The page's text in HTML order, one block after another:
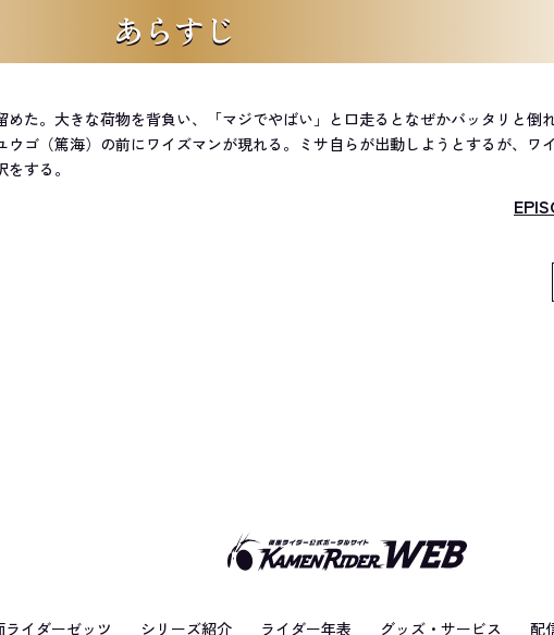
あらすじ
た。大きな荷物を背負い、「マジでやばい」と口走るとなぜかバッタリと倒
ゴ（篤海）の前にワイズマンが現れる。ミサ自らが出動しようとするが、ワ
する。
ライダーゼッツ シリーズ紹介 ライダー年表 グッズ・サービス 配